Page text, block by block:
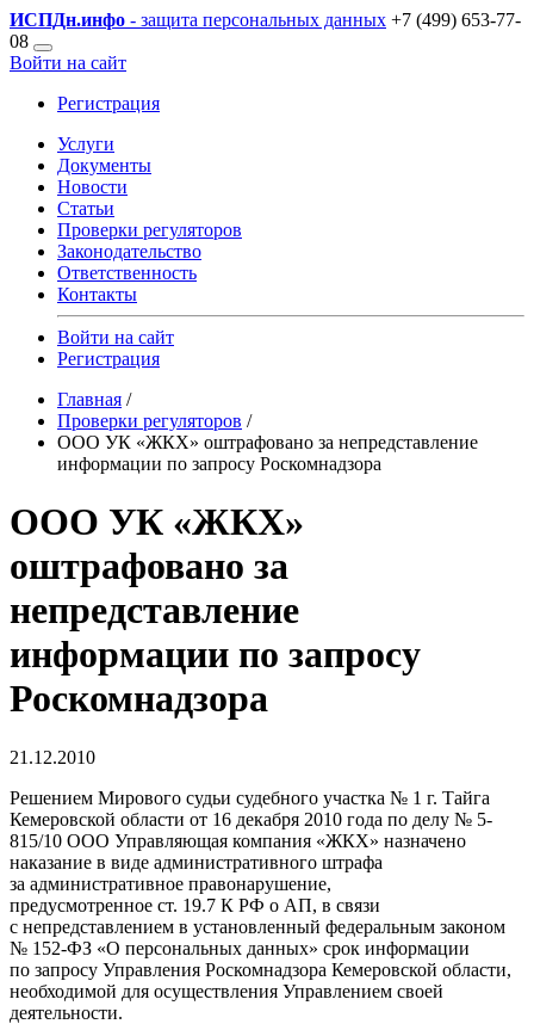
ИСПДн.инфо - защита персональных данных +7 (499) 653-77-
08
Войти на сайт
Регистрация
Услуги
Документы
Новости
Статьи
Проверки регуляторов
Законодательство
Ответственность
Контакты
Войти на сайт
Регистрация
Главная /
Проверки регуляторов /
ООО УК «ЖКХ» оштрафовано за непредставление
информации по запросу Роскомнадзора
ООО УК «ЖКХ»
оштрафовано за
непредставление
информации по запросу
Роскомнадзора
21.12.2010
Решением Мирового судьи судебного участка № 1 г. Тайга
Кемеровской области от 16 декабря 2010 года по делу № 5-
815/10 ООО Управляющая компания «ЖКХ» назначено
наказание в виде административного штрафа
за административное правонарушение,
предусмотренное ст. 19.7 К РФ о АП, в связи
с непредставлением в установленный федеральным законом
№ 152-ФЗ «О персональных данных» срок информации
по запросу Управления Роскомнадзора Кемеровской области,
необходимой для осуществления Управлением своей
деятельности.